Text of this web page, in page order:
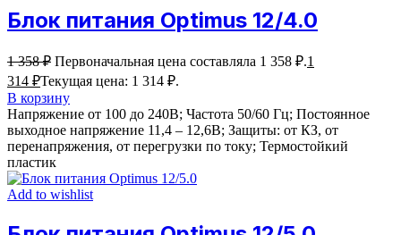
Блок питания Optimus 12/4.0
1 358₽ Первоначальная цена составляла 1 358 ₽.1
314 ₽Текущая цена: 1 314 ₽.
В корзину
Напряжение от 100 до 240В; Частота 50/60 Гц; Постоянное
выходное напряжение 11,4 – 12,6В; Защиты: от КЗ, от
перенапряжения, от перегрузки по току; Термостойкий
пластик
Add to wishlist